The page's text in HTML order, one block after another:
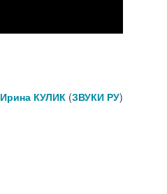
Ирина КУЛИК (ЗВУКИ РУ)